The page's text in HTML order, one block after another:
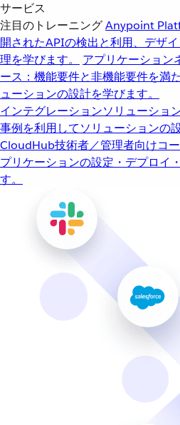
サービス
注目のトレーニングAnypoint
開されたAPIの検出と利用、デザ
理を学びます。
アプリケーション
ース：機能要件と非機能要件を満
ューションの設計を学びます。
インテグレーションソリューショ
事例を利用してソリューションの
CloudHub技術者／管理者向けコ
プリケーションの設定・デプロイ
す。